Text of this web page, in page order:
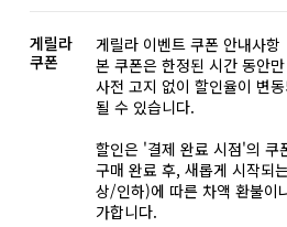
게릴라
쿠폰
게릴라 이벤트 쿠폰 안내사항
본 쿠폰은 한정된 시간 동안
사전 고지 없이 할인율이 변
될 수 있습니다.
할인은 '결제 완료 시점'의 쿠
구매 완료 후, 새롭게 시작되
상/인하)에 따른 차액 환불이
가합니다.